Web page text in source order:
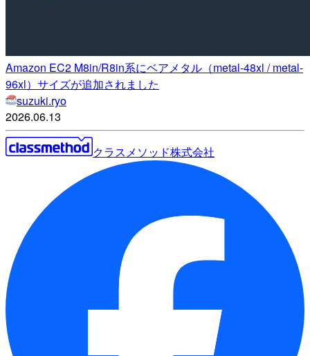
Amazon EC2 M8in/R8in系にベアメタル（metal-48xl / metal-
96xl）サイズが追加されました
suzuki.ryo
2026.06.13
クラスメソッド株式会社